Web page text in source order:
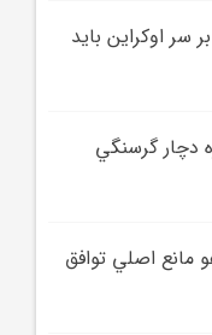
سر اوکراين بايد
دچار گرسنگي
مانع اصلي توافق